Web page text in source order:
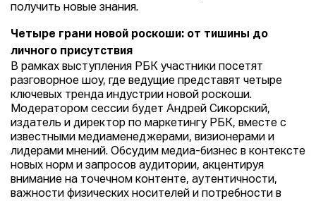
получить новые знания.
Четыре грани новой роскоши: от тишины до
личного присутствия
В рамках выступления РБК участники посетят
разговорное шоу, где ведущие представят четыре
ключевых тренда индустрии новой роскоши.
Модератором сессии будет Андрей Сикорский,
издатель и директор по маркетингу РБК, вместе с
известными медиаменеджерами, визионерами и
лидерами мнений. Обсудим медиа-бизнес в контексте
новых норм и запросов аудитории, акцентируя
внимание на точечном контенте, аутентичности,
важности физических носителей и потребности в